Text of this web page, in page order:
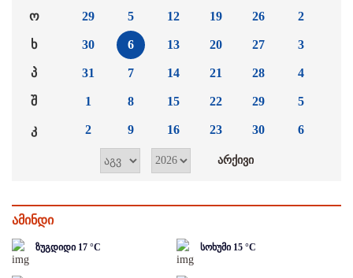
ო
ხ
პ
შ
კ
29
30
31
1
2
5
6
7
8
9
12
13
14
15
16
19
20
21
22
23
26
27
28
29
30
2
3
4
5
6
ამინდი
ზუგდიდი 17 °C სოხუმი 15 °C